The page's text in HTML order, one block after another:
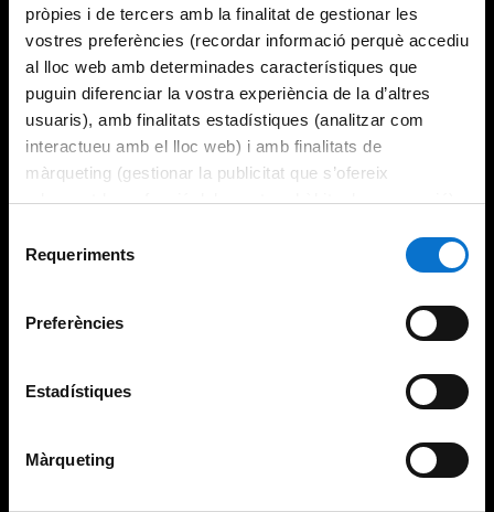
pròpies i de tercers amb la finalitat de gestionar les
vostres preferències (recordar informació perquè accediu
al lloc web amb determinades característiques que
puguin diferenciar la vostra experiència de la d’altres
usuaris), amb finalitats estadístiques (analitzar com
interactueu amb el lloc web) i amb finalitats de
màrqueting (gestionar la publicitat que s’ofereix
adequant-la en funció dels vostres hàbits de navegació).
consultar laPolítica de galetes del lloc web de la
Requeriments
Preferències
Estadístiques
Màrqueting